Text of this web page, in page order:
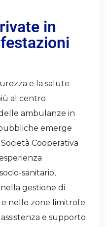
in
e la salute
al centro
ambulanze in
emerge
Cooperativa
sanitario,
gestione di
e nelle zone limitrofe
e supporto